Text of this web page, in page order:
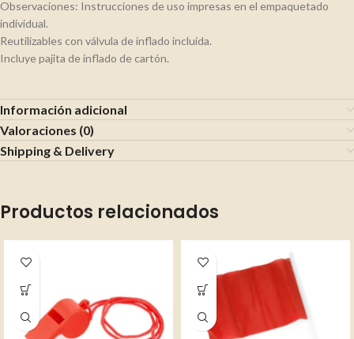
Observaciones: Instrucciones de uso impresas en el empaquetado
individual.
Reutilizables con válvula de inflado incluida.
Incluye pajita de inflado de cartón.
Información adicional
Valoraciones (0)
Shipping & Delivery
Productos relacionados